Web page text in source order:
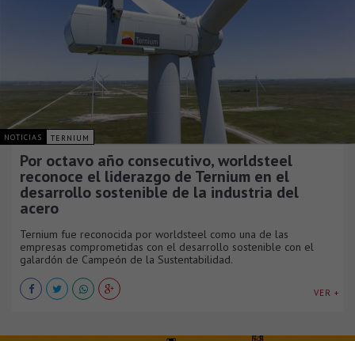
NOTICIAS TERNIUM
Por octavo año consecutivo, worldsteel
reconoce el liderazgo de Ternium en el
desarrollo sostenible de la industria del
acero
Ternium fue reconocida por worldsteel como una de las
empresas comprometidas con el desarrollo sostenible con el
galardón de Campeón de la Sustentabilidad.
VER +